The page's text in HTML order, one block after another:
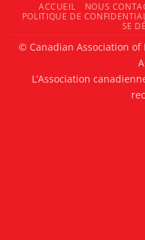
ACCUEIL NOUS
POLITIQUE DE
SE
© Canadian Association of
L’Association